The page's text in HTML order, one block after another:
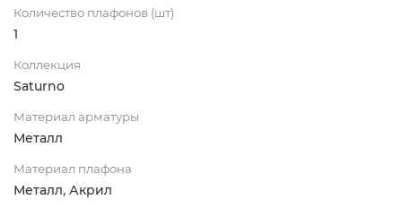
Количество плафонов (шт)
1
Коллекция
Saturno
Материал арматуры
Металл
Материал плафона
Металл, Акрил